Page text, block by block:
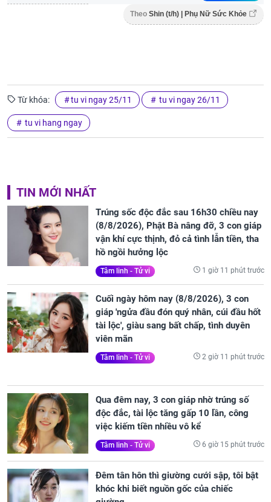
Theo Shin (t/h) | Phụ Nữ Sức Khỏe
Từ khóa: tu vi ngay 25/11 tu vi ngay 26/11
tu vi hang ngay
TIN MỚI NHẤT
Trúng sốc độc đắc sau 16h30 chiều nay
(8/8/2026), Phật Bà nâng đỡ, 3 con giáp
vận khí cực thịnh, đỏ cả tình lẫn tiền, tha
hồ ngồi hưởng lộc
Tâm linh - Tử vi 1 giờ 11 phút trước
Cuối ngày hôm nay (8/8/2026), 3 con
giáp 'ngửa đầu đón quý nhân, cúi đầu hốt
tài lộc', giàu sang bất chấp, tình duyên
viên mãn
Tâm linh - Tử vi 2 giờ 11 phút trước
Qua đêm nay, 3 con giáp nhờ trúng số
độc đắc, tài lộc tăng gấp 10 lần, công
việc kiếm tiền nhiều vô kể
Tâm linh - Tử vi 6 giờ 15 phút trước
Đêm tân hôn thì giường cưới sập, tôi bật
khóc khi biết nguồn gốc của chiếc